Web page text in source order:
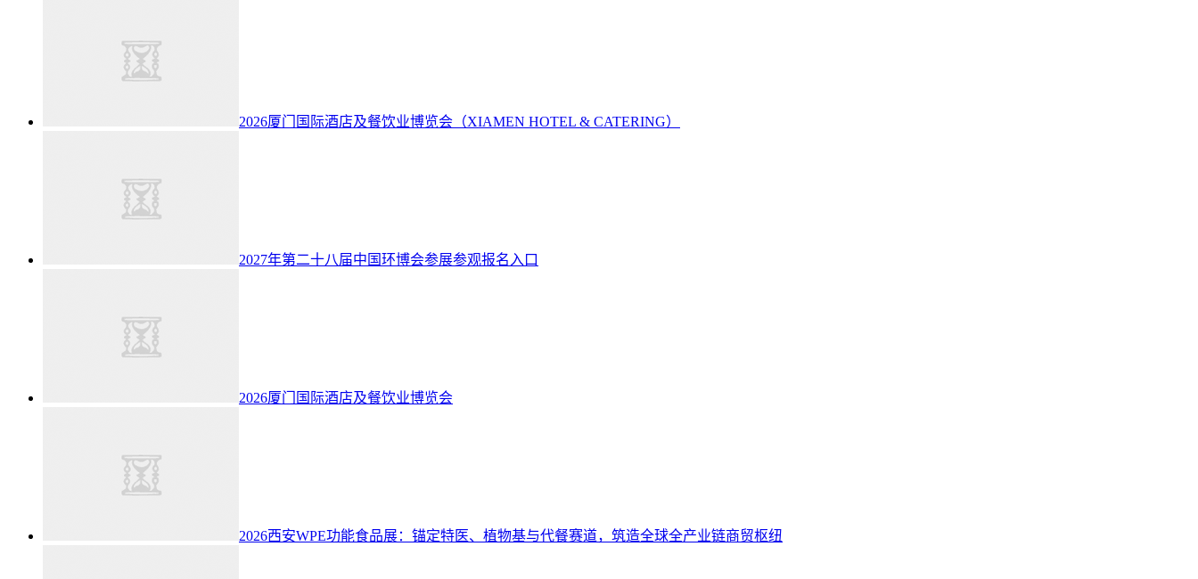
2026厦门国际酒店及餐饮业博览会（XIAMEN HOTEL & CATERING）
2027年第二十八届中国环博会参展参观报名入口
2026厦门国际酒店及餐饮业博览会
2026西安WPE功能食品展：锚定特医、植物基与代餐赛道，筑造全球全产业链商贸枢纽